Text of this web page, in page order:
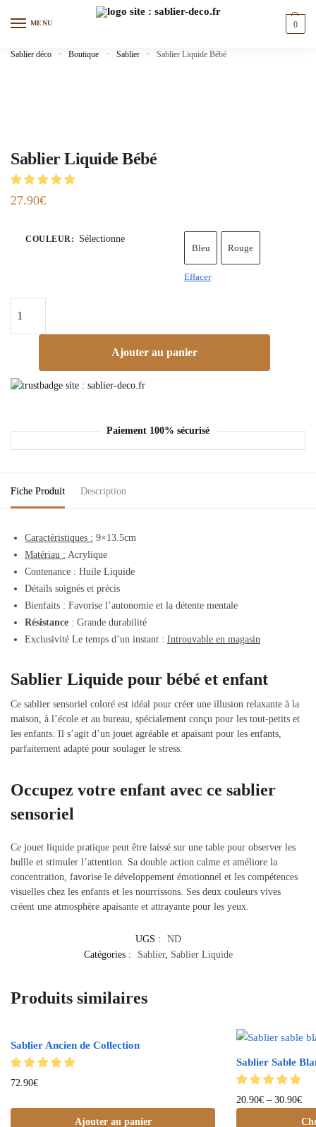
MENU 0
Sablier déco » Boutique » Sablier » Sablier Liquide Bébé
Sablier Liquide Bébé
27.90€
COULEUR:
Sélectionne
Bleu
Rouge
Effacer
Ajouter au panier
Paiement 100% sécurisé
Fiche Produit Description
Caractéristiques : 9×13.5cm
Matériau : Acrylique
Contenance : Huile Liquide
Détails soignés et précis
Bienfaits : Favorise l’autonomie et la détente mentale
Résistance : Grande durabilité
Exclusivité Le temps d’un instant : Introuvable en magasin
Sablier Liquide pour bébé et enfant
Ce sablier sensoriel coloré est idéal pour créer une illusion relaxante à la
maison, à l’école et au bureau, spécialement conçu pour les tout-petits et
les enfants. Il s’agit d’un jouet agréable et apaisant pour les enfants,
parfaitement adapté pour soulager le stress.
Occupez votre enfant avec ce sablier
sensoriel
Ce jouet liquide pratique peut être laissé sur une table pour observer les
bullle et stimuler l’attention. Sa double action calme et améliore la
concentration, favorise le développement émotionnel et les compétences
visuelles chez les enfants et les nourrissons. Ses deux couleurs vives
créent une atmosphère apaisante et attrayante pour les yeux.
UGS :
ND
Catégories :
Sablier, Sablier Liquide
Produits similaires
Sablier Ancien de Collection
72.90€
Ajouter au panier
Sablier Sable
20.90€ – 30.90€